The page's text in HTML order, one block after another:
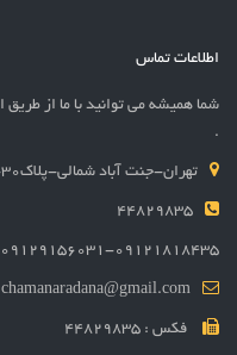
اطلاعات تماس
شما همیشه می توانید با ما از طریق
.
تهران-جنت آباد شمالی-پلاک30-طبقه اول-واحد 6
44829835
09129156031-09121818435
chamanaradana@gmail.com
فکس : 44829835